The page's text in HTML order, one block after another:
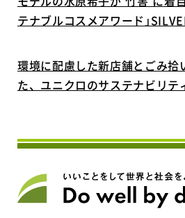
テナブルコスメアワード｣
環境に配慮した新店舗とごみ拾
た、ユニクロのサステナビリテ